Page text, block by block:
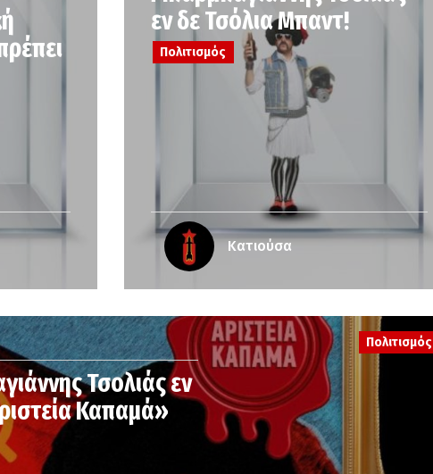
εν δε Τσόλια Μπαντ!
Πολιτισμός
Κατιούσα
Πολιτισμός
Τσολιάς εν
Καπαμά»